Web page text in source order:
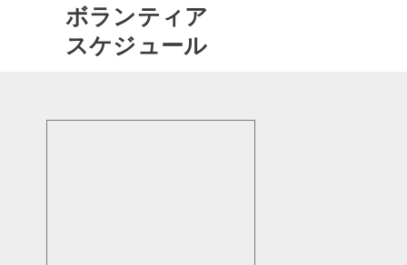
ボランティア
スケジュール